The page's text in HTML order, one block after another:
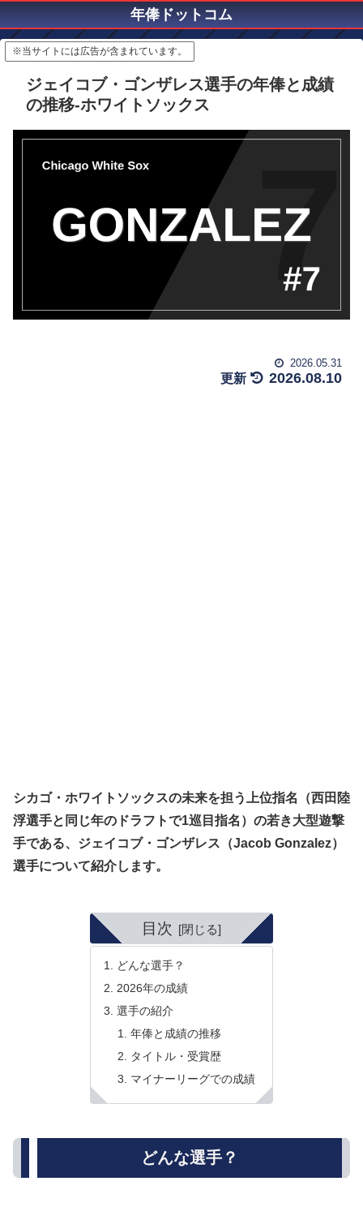
年俸ドットコム
※当サイトには広告が含まれています。
ジェイコブ・ゴンザレス選手の年俸と成績
の推移-ホワイトソックス
2026.05.31
2026.08.10
シカゴ・ホワイトソックスの未来を担う上位指名（西田陸
浮選手と同じ年のドラフトで1巡目指名）の若き大型遊撃
手である、ジェイコブ・ゴンザレス（Jacob Gonzalez）
選手について紹介します。
目次
どんな選手？
2026年の成績
選手の紹介
年俸と成績の推移
タイトル・受賞歴
マイナーリーグでの成績
どんな選手？